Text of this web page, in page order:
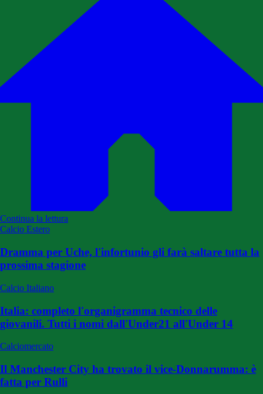
Continua la lettura
Calcio Estero
Dramma per Uche, l'infortunio gli farà saltare tutta la
prossima stagione
Calcio Italiano
Italia: completo l'organigramma tecnico delle
giovanili. Tutti i nomi dall'Under21 all'Under 14
Calciomercato
Il Manchester City ha trovato il vice-Donnarumma: è
fatta per Rulli